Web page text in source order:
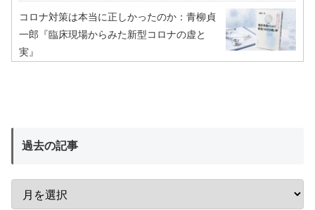
コロナ対策は本当に正しかったのか：青柳貞
一郎『臨床現場からみた新型コロナの虚と
実』
過去の記事